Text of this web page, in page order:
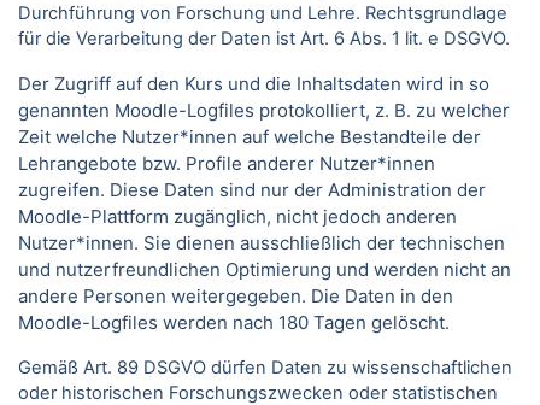
Durchführung von Forschung und Lehre. Rechtsgrundlage
für die Verarbeitung der Daten ist Art. 6 Abs. 1 lit. e DSGVO.
Der Zugriff auf den Kurs und die Inhaltsdaten wird in so
genannten Moodle-Logfiles protokolliert, z. B. zu welcher
Zeit welche Nutzer*innen auf welche Bestandteile der
Lehrangebote bzw. Profile anderer Nutzer*innen
zugreifen. Diese Daten sind nur der Administration der
Moodle-Plattform zugänglich, nicht jedoch anderen
Nutzer*innen. Sie dienen ausschließlich der technischen
und nutzerfreundlichen Optimierung und werden nicht an
andere Personen weitergegeben. Die Daten in den
Moodle-Logfiles werden nach 180 Tagen gelöscht.
Gemäß Art. 89 DSGVO dürfen Daten zu wissenschaftlichen
oder historischen Forschungszwecken oder statistischen